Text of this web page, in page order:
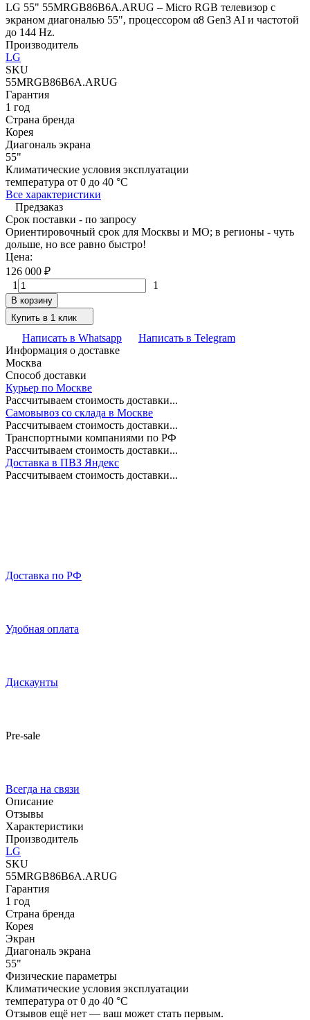
LG 55" 55MRGB86B6A.ARUG – Micro RGB телевизор с
экраном диагональю 55", процессором α8 Gen3 AI и частотой
до 144 Hz.
Производитель
LG
SKU
55MRGB86B6A.ARUG
Гарантия
1 год
Страна бренда
Корея
Диагональ экрана
55"
Климатические условия эксплуатации
температура от 0 до 40 °C
Все характеристики
Предзаказ
Срок поставки - по запросу
Ориентировочный срок для Москвы и МО; в регионы - чуть
дольше, но все равно быстро!
Цена:
126 000 ₽
1
1
В корзину
Купить в 1 клик
Написать в Whatsapp
Написать в Telegram
Информация о доставке
Москва
Способ доставки
Курьер по Москве
Рассчитываем стоимость доставки...
Самовывоз со склада в Москве
Рассчитываем стоимость доставки...
Транспортными компаниями по РФ
Рассчитываем стоимость доставки...
Доставка в ПВЗ Яндекс
Рассчитываем стоимость доставки...
Доставка по РФ
Удобная оплата
Дискаунты
Pre-sale
Всегда на связи
Описание
Отзывы
Характеристики
Производитель
LG
SKU
55MRGB86B6A.ARUG
Гарантия
1 год
Страна бренда
Корея
Экран
Диагональ экрана
55"
Физические параметры
Климатические условия эксплуатации
температура от 0 до 40 °C
Отзывов ещё нет — ваш может стать первым.